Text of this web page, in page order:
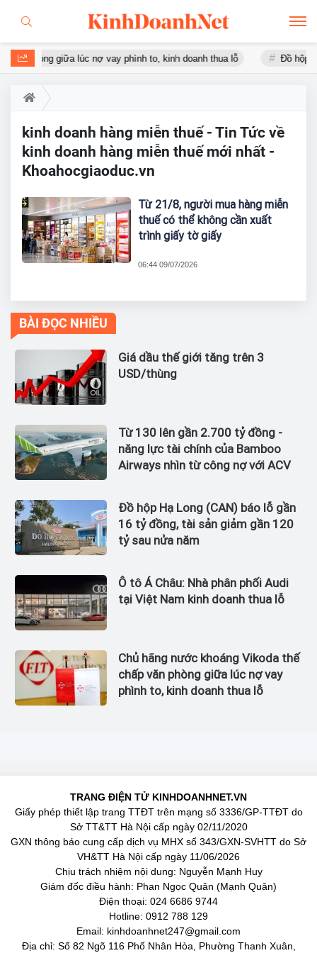
phòng giữa lúc nợ vay phình to, kinh doanh thua lỗ Đồ hộp
kinh doanh hàng miễn thuế - Tin Tức về
kinh doanh hàng miễn thuế mới nhất -
Khoahocgiaoduc.vn
Từ 21/8, người mua hàng miễn
thuế có thể không cần xuất
trình giấy tờ giấy
06:44 09/07/2026
BÀI ĐỌC NHIỀU
Giá dầu thế giới tăng trên 3
USD/thùng
Từ 130 lên gần 2.700 tỷ đồng -
năng lực tài chính của Bamboo
Airways nhìn từ công nợ với ACV
Đồ hộp Hạ Long (CAN) báo lỗ gần
16 tỷ đồng, tài sản giảm gần 120
tỷ sau nửa năm
Ô tô Á Châu: Nhà phân phối Audi
tại Việt Nam kinh doanh thua lỗ
Chủ hãng nước khoáng Vikoda thế
chấp văn phòng giữa lúc nợ vay
phình to, kinh doanh thua lỗ
TRANG ĐIỆN TỬ KINHDOANHNET.VN
Giấy phép thiết lập trang TTĐT trên mạng số 3336/GP-TTĐT do
Sở TT&TT Hà Nội cấp ngày 02/11/2020
GXN thông báo cung cấp dịch vụ MHX số 343/GXN-SVHTT do Sở
VH&TT Hà Nội cấp ngày 11/06/2026
Chịu trách nhiệm nội dung: Nguyễn Mạnh Huy
Giám đốc điều hành: Phan Ngọc Quân (Mạnh Quân)
Điện thoại: 024 6686 9744
Hotline: 0912 788 129
Email: kinhdoanhnet247@gmail.com
Địa chỉ: Số 82 Ngõ 116 Phố Nhân Hòa, Phường Thanh Xuân,